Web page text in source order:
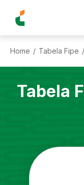
Home / Tabela Fipe /
Tabela